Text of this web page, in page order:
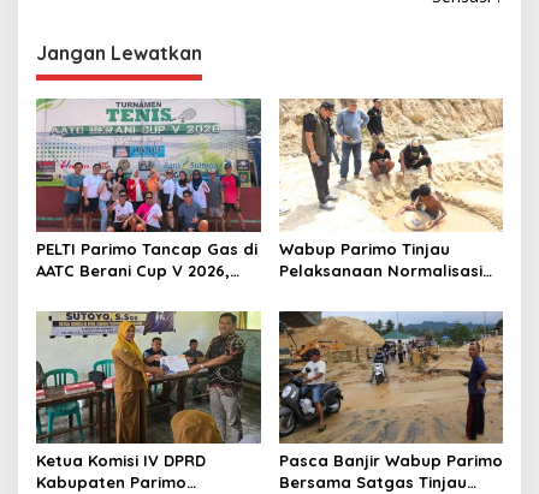
a
s
i
p
o
s
Jangan Lewatkan
PELTI Parimo Tancap Gas di
AATC Berani Cup V 2026,
Fondasi Menuju Porprov X
Sulteng
Wabup Parimo Tinjau
Pelaksanaan Normalisasi
Ketua Komisi IV DPRD
Kabupaten Parimo
Pasca Banjir Wabup Parimo
Bersama Satgas Tinjau